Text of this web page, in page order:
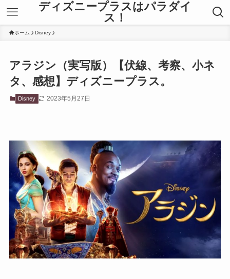
ディズニープラスはパラダイ
ス！
ホーム Disney
アラジン（実写版）【伏線、考察、小ネ
タ、感想】ディズニープラス。
Disney 2023年5月27日